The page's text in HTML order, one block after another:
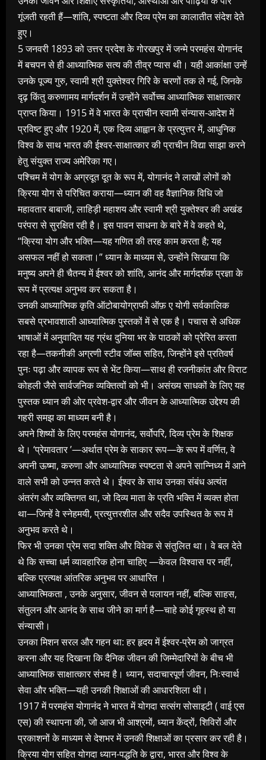
गूंजती रहती हैं—शांति, स्पष्टता और दिव्य प्रेम का कालातीत संदेश देते
हुए।
5 जनवरी 1893 को उत्तर प्रदेश के गोरखपुर में जन्मे परमहंस योगानंद
में बचपन से ही आध्यात्मिक सत्य की तीव्र प्यास थी। यही आकांक्षा उन्हें
उनके पूज्य गुरु, स्वामी श्री युक्तेश्वर गिरि के चरणों तक ले गई, जिनके
दृढ़ किंतु करुणामय मार्गदर्शन में उन्होंने सर्वोच्च आध्यात्मिक साक्षात्कार
प्राप्त किया। 1915 में वे भारत के प्राचीन स्वामी संन्यास-आदेश में
प्रविष्ट हुए और 1920 में, एक दिव्य आह्वान के प्रत्युत्तर में, आधुनिक
विश्व के साथ भारत की ईश्वर-साक्षात्कार की प्राचीन विद्या साझा करने
हेतु संयुक्त राज्य अमेरिका गए।
पश्चिम में योग के अग्रदूत दूत के रूप में, योगानंद ने लाखों लोगों को
क्रिया योग से परिचित कराया—ध्यान की वह वैज्ञानिक विधि जो
महावतार बाबाजी, लाहिड़ी महाशय और स्वामी श्री युक्तेश्वर की अखंड
परंपरा से सुरक्षित रही है। इस पावन साधना के बारे में वे कहते थे,
“क्रिया योग और भक्ति—यह गणित की तरह काम करता है; यह
असफल नहीं हो सकता।” ध्यान के माध्यम से, उन्होंने सिखाया कि
मनुष्य अपने ही चैतन्य में ईश्वर को शांति, आनंद और मार्गदर्शक प्रज्ञा के
रूप में प्रत्यक्ष अनुभव कर सकता है।
उनकी आध्यात्मिक कृति ऑटोबायोग्राफी ऑफ़ ए योगी सर्वकालिक
सबसे प्रभावशाली आध्यात्मिक पुस्तकों में से एक है। पचास से अधिक
भाषाओं में अनुवादित यह ग्रंथ दुनिया भर के पाठकों को प्रेरित करता
रहा है—तकनीकी अग्रणी स्टीव जॉब्स सहित, जिन्होंने इसे प्रतिवर्ष
पुनः पढ़ा और व्यापक रूप से भेंट किया—साथ ही रजनीकांत और विराट
कोहली जैसे सार्वजनिक व्यक्तित्वों को भी। असंख्य साधकों के लिए यह
पुस्तक ध्यान की ओर प्रवेश-द्वार और जीवन के आध्यात्मिक उद्देश्य की
गहरी समझ का माध्यम बनी है।
अपने शिष्यों के लिए परमहंस योगानंद, सर्वोपरि, दिव्य प्रेम के शिक्षक
थे। ‘प्रेमावतार ’—अर्थात प्रेम के साकार रूप—के रूप में वर्णित, वे
अपनी ऊष्मा, करुणा और आध्यात्मिक स्पष्टता से अपने सान्निध्य में आने
वाले सभी को उन्नत करते थे। ईश्वर के साथ उनका संबंध अत्यंत
अंतरंग और व्यक्तिगत था, जो दिव्य माता के प्रति भक्ति में व्यक्त होता
था—जिन्हें वे स्नेहमयी, प्रत्युत्तरशील और सदैव उपस्थित के रूप में
अनुभव करते थे।
फिर भी उनका प्रेम सदा शक्ति और विवेक से संतुलित था। वे बल देते
थे कि सच्चा धर्म व्यावहारिक होना चाहिए —केवल विश्वास पर नहीं,
बल्कि प्रत्यक्ष आंतरिक अनुभव पर आधारित ।
आध्यात्मिकता , उनके अनुसार, जीवन से पलायन नहीं, बल्कि साहस,
संतुलन और आनंद के साथ जीने का मार्ग है—चाहे कोई गृहस्थ हो या
संन्यासी।
उनका मिशन सरल और गहन था: हर हृदय में ईश्वर-प्रेम को जाग्रत
करना और यह दिखाना कि दैनिक जीवन की जिम्मेदारियों के बीच भी
आध्यात्मिक साक्षात्कार संभव है। ध्यान, सदाचारपूर्ण जीवन, निःस्वार्थ
सेवा और भक्ति—यही उनकी शिक्षाओं की आधारशिला थी।
1917 में परमहंस योगानंद ने भारत में योगदा सत्संग सोसाइटी ( वाई एस
एस) की स्थापना की, जो आज भी आश्रमों, ध्यान केंद्रों, शिविरों और
प्रकाशनों के माध्यम से देशभर में उनकी शिक्षाओं का प्रसार कर रही है।
क्रिया योग सहित योगदा ध्यान-पद्धति के द्वारा, भारत और विश्व के